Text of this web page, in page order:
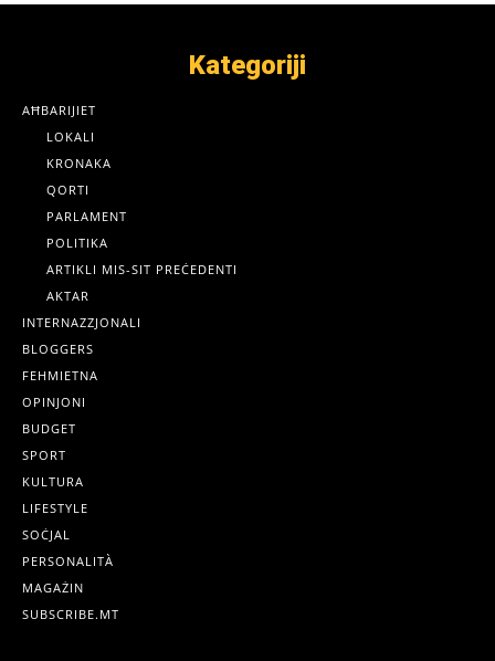
Kategoriji
AĦBARIJIET
LOKALI
KRONAKA
QORTI
PARLAMENT
POLITIKA
ARTIKLI MIS-SIT PREĊEDENTI
AKTAR
INTERNAZZJONALI
BLOGGERS
FEHMIETNA
OPINJONI
BUDGET
SPORT
KULTURA
LIFESTYLE
SOĊJAL
PERSONALITÀ
MAGAŻIN
SUBSCRIBE.MT